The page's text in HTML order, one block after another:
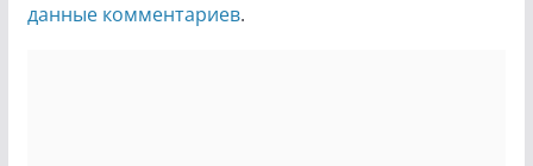
данные комментариев.